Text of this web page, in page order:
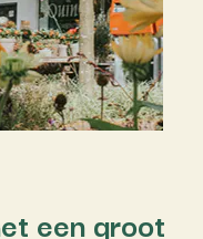
een groot